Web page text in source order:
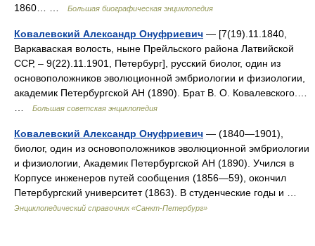
1860… …
Большая биографическая энциклопедия
Ковалевский Александр Онуфриевич — [7(19).11.1840,
Варкаваская волость, ныне Прейльского района Латвийской
ССР, ‒ 9(22).11.1901, Петербург], русский биолог, один из
основоположников эволюционной эмбриологии и физиологии,
академик Петербургской АН (1890). Брат В. О. Ковалевского.…
Большая советская энциклопедия
Ковалевский Александр Онуфриевич — (1840—1901),
биолог, один из основоположников эволюционной эмбриологии
и физиологии, Академик Петербургской АН (1890). Учился в
Корпусе инженеров путей сообщения (1856—59), окончил
Петербургский университет (1863). В студенческие годы и …
Энциклопедический справочник «Санкт-Петербург»